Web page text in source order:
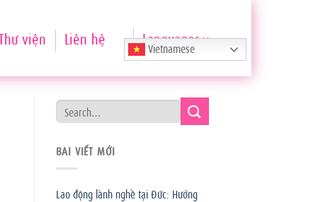
viện Liên hệ Vietnamese
Languages
BÀI VIẾT MỚI
Lao động lành nghề tại Đức: Hướng